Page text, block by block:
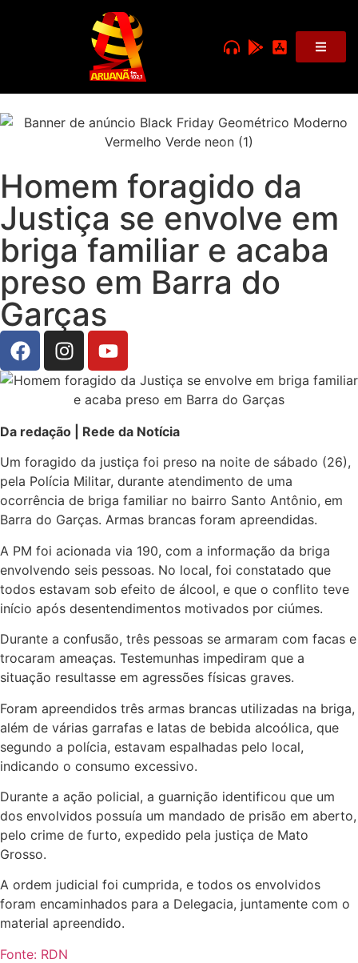
Homem foragido da
Justiça se envolve em
briga familiar e acaba
preso em Barra do
Garças
Da redação | Rede da Notícia
Um foragido da justiça foi preso na noite de sábado (26),
pela Polícia Militar, durante atendimento de uma
ocorrência de briga familiar no bairro Santo Antônio, em
Barra do Garças. Armas brancas foram apreendidas.
A PM foi acionada via 190, com a informação da briga
envolvendo seis pessoas. No local, foi constatado que
todos estavam sob efeito de álcool, e que o conflito teve
início após desentendimentos motivados por ciúmes.
Durante a confusão, três pessoas se armaram com facas e
trocaram ameaças. Testemunhas impediram que a
situação resultasse em agressões físicas graves.
Foram apreendidos três armas brancas utilizadas na briga,
além de várias garrafas e latas de bebida alcoólica, que
segundo a polícia, estavam espalhadas pelo local,
indicando o consumo excessivo.
Durante a ação policial, a guarnição identificou que um
dos envolvidos possuía um mandado de prisão em aberto,
pelo crime de furto, expedido pela justiça de Mato
Grosso.
A ordem judicial foi cumprida, e todos os envolvidos
foram encaminhados para a Delegacia, juntamente com o
material apreendido.
Fonte: RDN